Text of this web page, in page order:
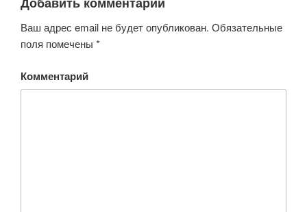
Ваш адрес email не будет опубликован. Обязательные
поля помечены *
Комментарий